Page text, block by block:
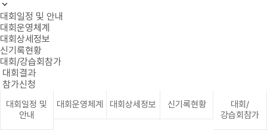
대회일정 및 안내
대회운영체계
대회상세정보
신기록현황
대회/강습회참가
대회결과
참가신청
대회일정 및
안내
대회운영체계 대회상세정보 신기록현황
대회/
강습회참가